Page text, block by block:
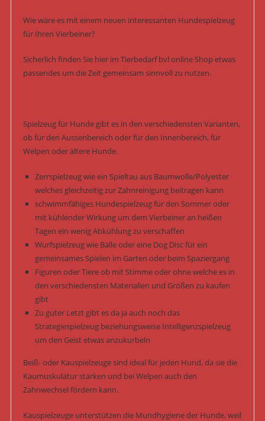
Wie wäre es mit einem neuen interessanten Hundespielzeug
für Ihren Vierbeiner?
Sicherlich finden Sie hier im Tierbedarf bvl online Shop etwas
passendes um die Zeit gemeinsam sinnvoll zu nutzen.
Spielzeug für Hunde gibt es in den verschiedensten Varianten,
ob für den Aussenbereich oder für den Innenbereich, für
Welpen oder ältere Hunde.
Zerrspielzeug wie ein Spieltau aus Baumwolle/Polyester
welches gleichzeitig zur Zahnreinigung beitragen kann
schwimmfähiges Hundespielzeug für den Sommer oder
mit kühlender Wirkung um dem Vierbeiner an heißen
Tagen ein wenig Abkühlung zu verschaffen
Wurfspielzeug wie Bälle oder eine Dog Disc für ein
gemeinsames Spielen im Garten oder beim Spaziergang
Figuren oder Tiere ob mit Stimme oder ohne welche es in
den verschiedensten Materialien und Größen zu kaufen
gibt
Zu guter Letzt gibt es da ja auch noch das
Strategiespielzeug beziehungsweise Intelligenzspielzeug
um den Geist etwas anzukurbeln
Beiß- oder Kauspielzeuge sind ideal für jeden Hund, da sie die
Kaumuskulatur stärken und bei Welpen auch den
Zahnwechsel fördern kann.
Kauspielzeuge unterstützen die Mundhygiene der Hunde, weil